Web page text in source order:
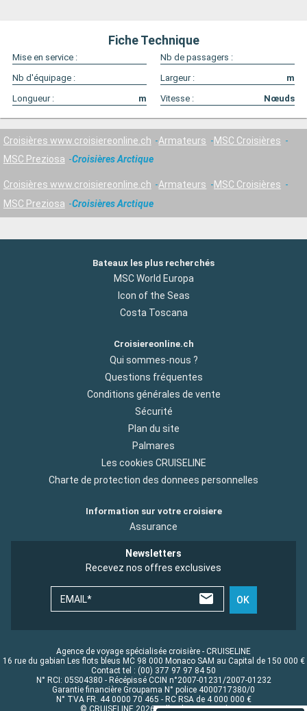
Fiche Technique
Mise en service :
Nb de passagers :
Nb d'équipage :
Largeur :
m
Longueur :
m Vitesse : Nœuds
Croisières www.croisiereonline.ch Armateurs
MSC Croisières
MSC Preziosa
Croisières Arctique
Croisières www.croisiereonline.ch Armateurs
MSC Croisières
MSC Preziosa
Croisières Arctique
Bateaux les plus recherchés
MSC World Europa
Icon of the Seas
Costa Toscana
Croisiereonline.ch
Qui sommes-nous ?
Questions fréquentes
Conditions générales de vente
Sécurité
Plan du site
Palmares
Les cookies CRUISELINE
Charte de protection des donnees personnelles
Information sur votre croisiere
Assurance
Newsletters
Recevez nos offres exclusives
EMAIL* OK
Agence de voyage spécialisée croisière - CRUISELINE
16 rue du gabian Les flots bleus MC 98 000 Monaco SAM au Capital de 150 000 €
Contact tel : (00) 377 97 97 84 50
N° RCI: 05S04380 - Récépissé CCIN n°2007-01231/2007-01232
Garantie financière Groupama N° police 4000717380/0
N° TVA FR. 44 0000 70 465 - RC RSA de 4 000 000 €
© CRUISELINE 2026 - all rights reserved